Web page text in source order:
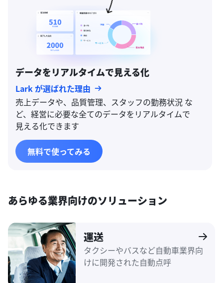
データをリアルタイムで見える化
Lark が選ばれた理由
売上データや、品質管理、スタッフの勤務状況 な
ど、経営に必要な全てのデータをリアルタイムで
見える化できます
無料で使ってみる
あらゆる業界向けのソリューション
運送
タクシーやバスなど自動車業界向
けに開発された自動点呼